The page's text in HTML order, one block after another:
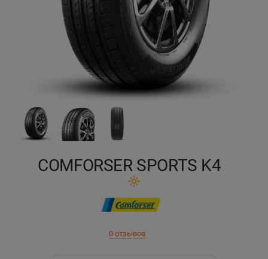
COMFORSER SPORTS K4
0 отзывов
Павлодар
Петропавловск
Семей